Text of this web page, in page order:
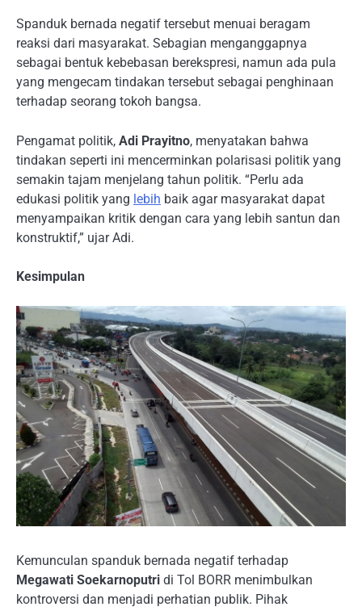
Spanduk bernada negatif tersebut menuai beragam
reaksi dari masyarakat. Sebagian menganggapnya
sebagai bentuk kebebasan berekspresi, namun ada pula
yang mengecam tindakan tersebut sebagai penghinaan
terhadap seorang tokoh bangsa.
Pengamat politik, Adi Prayitno, menyatakan bahwa
tindakan seperti ini mencerminkan polarisasi politik yang
semakin tajam menjelang tahun politik. “Perlu ada
edukasi politik yang lebih baik agar masyarakat dapat
menyampaikan kritik dengan cara yang lebih santun dan
konstruktif,” ujar Adi.
Kesimpulan
Kemunculan spanduk bernada negatif terhadap
Megawati Soekarnoputri di Tol BORR menimbulkan
kontroversi dan menjadi perhatian publik. Pihak